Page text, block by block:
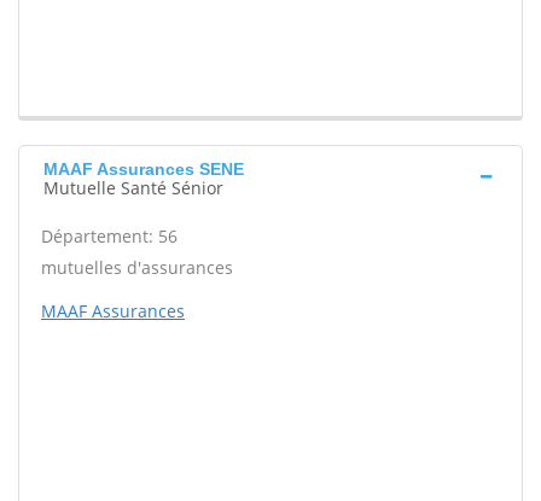
MAAF Assurances SENE
Mutuelle Santé Sénior
Département: 56
mutuelles d'assurances
MAAF Assurances